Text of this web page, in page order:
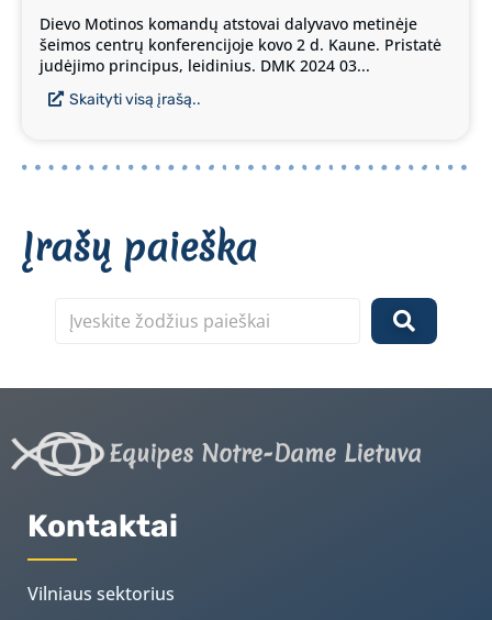
Dievo Motinos komandų atstovai dalyvavo metinėje
šeimos centrų konferencijoje kovo 2 d. Kaune. Pristatė
judėjimo principus, leidinius. DMK 2024 03...
Skaityti visą įrašą..
Įrašų paieška
Equipes Notre-Dame Lietuva
Kontaktai
Vilniaus sektorius